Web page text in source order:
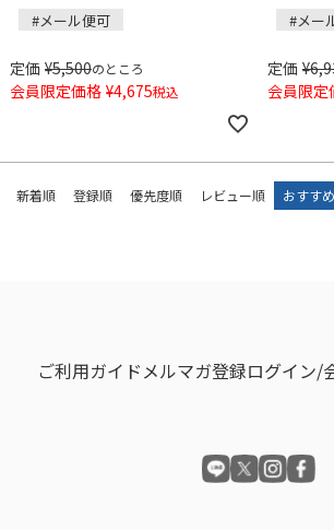
#メール便可
定価 ¥5,500のところ
会員限定価格 ¥4,675税込
#メー
定価 ¥
会員限定
新着順 登録順 優先度順 レビュー順 おすす
ご利用ガイドメルマガ登録ログイン/